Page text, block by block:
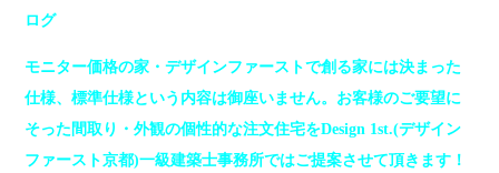
ログ
モニター価格の家・デザインファーストで創る家には決まった
仕様、標準仕様という内容は御座いません。お客様のご要望に
そった間取り・外観の個性的な注文住宅をDesign 1st.(デザイン
ファースト京都)一級建築士事務所ではご提案させて頂きます！